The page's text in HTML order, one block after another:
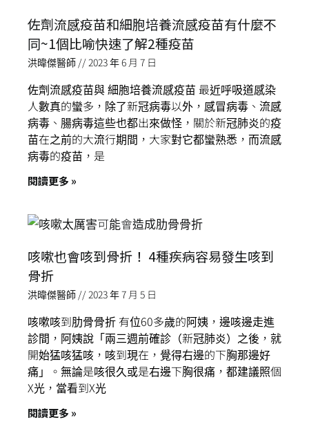
佐劑流感疫苗和細胞培養流感疫苗有什麼不
同~1個比喻快速了解2種疫苗
洪暐傑醫師 2023 年 6 月 7 日
佐劑流感疫苗與 細胞培養流感疫苗 最近呼吸道感染
人數真的蠻多，除了新冠病毒以外，感冒病毒、流感
病毒、腸病毒這些也都出來做怪，關於新冠肺炎的疫
苗在之前的大流行期間，大家對它都蠻熟悉，而流感
病毒的疫苗，是
閱讀更多 »
咳嗽也會咳到骨折！ 4種疾病容易發生咳到
骨折
洪暐傑醫師 2023 年 7 月 5 日
咳嗽咳到肋骨骨折 有位60多歲的阿姨，邊咳邊走進
診間，阿姨說「兩三週前確診（新冠肺炎）之後，就
開始猛咳猛咳，咳到現在，覺得右邊的下胸那邊好
痛」。無論是咳很久或是右邊下胸很痛，都建議照個
X光，當看到X光
閱讀更多 »